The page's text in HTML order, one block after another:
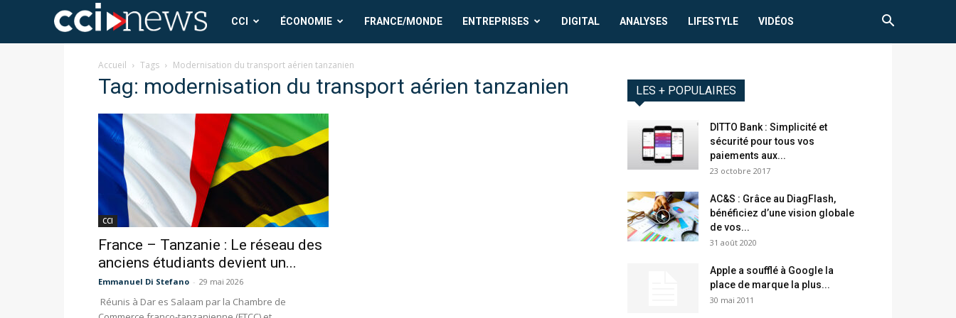
CCI
News
CCI ÉCONOMIE FRANCE/MONDE ENTREPRISES DIGITAL ANALYSES LIFESTYLE VIDÉOS
Accueil Tags Modernisation du transport aérien tanzanien
Tag: modernisation du transport aérien tanzanien
CCI
France – Tanzanie : Le réseau des
anciens étudiants devient un...
Emmanuel Di Stefano - 29 mai 2026
Réunis à Dar es Salaam par la Chambre de
LES + POPULAIRES
DITTO Bank : Simplicité et
sécurité pour tous vos
paiements aux...
23 octobre 2017
AC&S : Grâce au DiagFlash,
bénéficiez d’une vision globale
de vos...
31 août 2020
Apple a soufflé à Google la
place de marque la plus...
30 mai 2011